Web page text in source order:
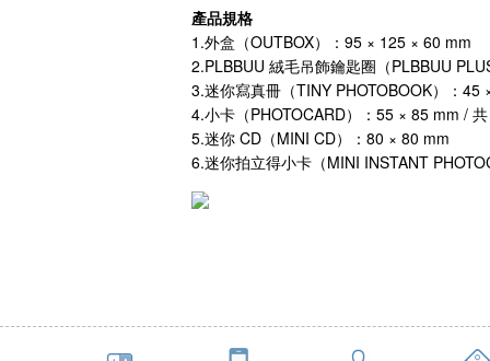
產品規格
1.外盒（OUTBOX）：95 × 125 × 60 mm
2.PLBBUU 絨毛吊飾鑰匙圈（PLBBUU
3.迷你寫真冊（TINY PHOTOBOOK）：45
4.小卡（PHOTOCARD）：55 × 85 mm /
5.迷你 CD（MINI CD）：80 × 80 mm
6.迷你拍立得小卡（MINI INSTANT